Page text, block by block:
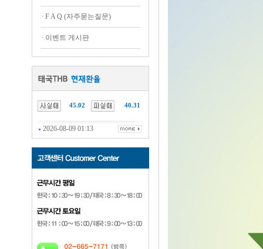
· F A Q (자주묻는질문)
· 이벤트 게시판
45.02 40.31
2026-08-09 01:13